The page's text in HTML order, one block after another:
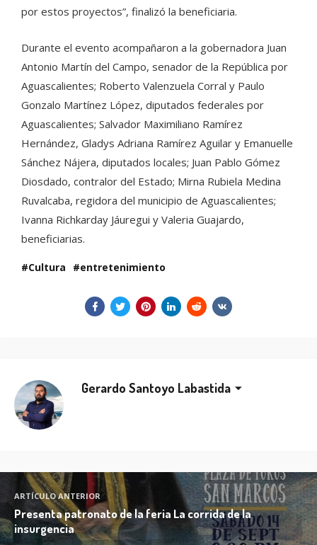
por estos proyectos”, finalizó la beneficiaria.
Durante el evento acompañaron a la gobernadora Juan
Antonio Martín del Campo, senador de la República por
Aguascalientes; Roberto Valenzuela Corral y Paulo
Gonzalo Martínez López, diputados federales por
Aguascalientes; Salvador Maximiliano Ramírez
Hernández, Gladys Adriana Ramírez Aguilar y Emanuelle
Sánchez Nájera, diputados locales; Juan Pablo Gómez
Diosdado, contralor del Estado; Mirna Rubiela Medina
Ruvalcaba, regidora del municipio de Aguascalientes;
Ivanna Richkarday Jáuregui y Valeria Guajardo,
beneficiarias.
Cultura entretenimiento
Gerardo Santoyo Labastida
ARTÍCULO ANTERIOR
Presenta patronato de la feria La corrida de la
insurgencia